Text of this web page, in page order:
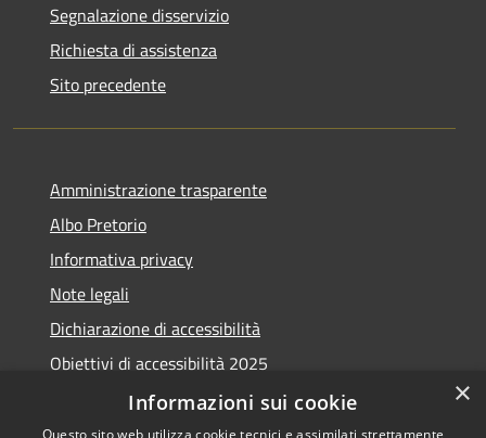
Segnalazione disservizio
Richiesta di assistenza
Sito precedente
Amministrazione trasparente
Albo Pretorio
Informativa privacy
Note legali
Dichiarazione di accessibilità
Obiettivi di accessibilità 2025
Meccanismo di feedback
×
Informazioni sui cookie
Questo sito web utilizza cookie tecnici e assimilati strettamente